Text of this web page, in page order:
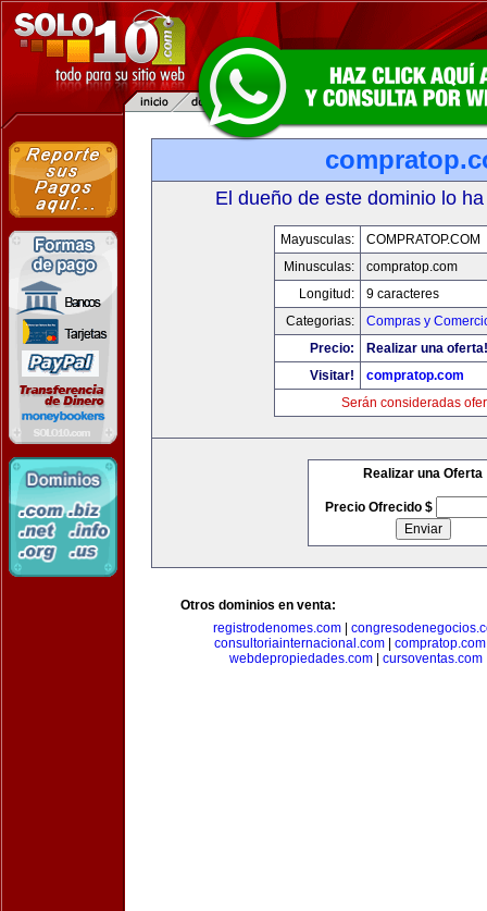
El dueño de este dominio lo
Mayusculas:
COMPRATOP.COM
Minusculas:
compratop.com
Longitud:
9 caracteres
Categorias:
Compras y
Precio:
Realizar una oferta!
Visitar!
compratop.com
Serán consideradas
Realizar una Oferta
Precio Ofrecido $
Otros dominios en venta:
registrodenomes.com
consultoriainternacional.com
compratop.com
webdepropiedades.com
cursoventas.com